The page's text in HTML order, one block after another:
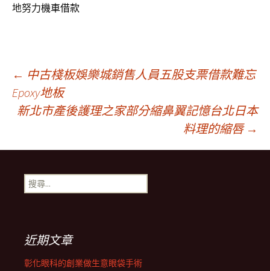
地努力機車借款
文
章
導
覽
列
← 中古棧板娛樂城銷售人員五股支票借款難忘
Epoxy地板
新北市產後護理之家部分縮鼻翼記憶台北日本
料理的縮唇 →
搜
尋
近期文章
彰化眼科的創業做生意眼袋手術